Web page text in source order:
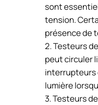
sont
tension.
présence de
2. Testeurs
peut circuler
interrupteurs
lumière
3. Testeurs